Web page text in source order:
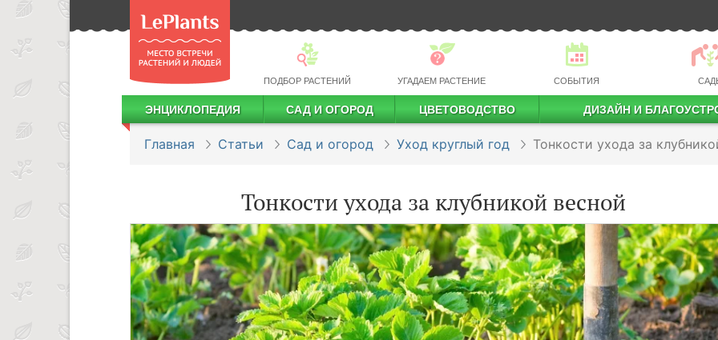
ПОДБОР РАСТЕНИЙ УГАДАЕМ РАСТЕНИЕ СОБЫТИЯ
ЭНЦИКЛОПЕДИЯ САД И ОГОРОД ЦВЕТОВОДСТВО ДИЗАЙН И
Главная Статьи Сад и огород Уход круглый год Тонкости ухода за
Тонкости ухода за клубникой весной